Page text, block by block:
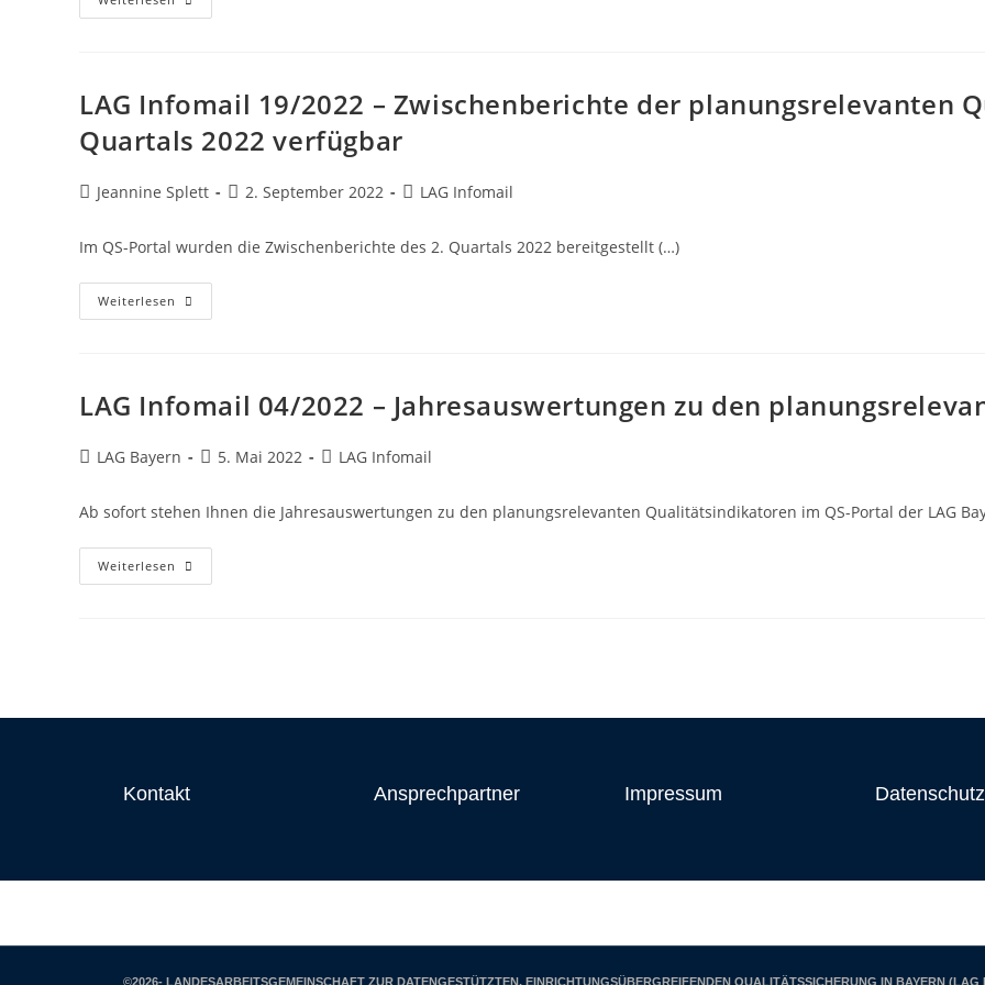
LAG Infomail 19/2022 – Zwischenberichte der planungsrelevanten
Quartals 2022 verfügbar
Jeannine Splett 2. September 2022 LAG Infomail
Im QS-Portal wurden die Zwischenberichte des 2. Quartals 2022 bereitgestellt (…)
Weiterlesen
LAG Infomail 04/2022 – Jahresauswertungen zu den
LAG Bayern 5. Mai 2022 LAG Infomail
Ab sofort stehen Ihnen die Jahresauswertungen zu den planungsrelevanten Qualitätsindikatoren im QS-Portal der LAG
Weiterlesen
Kontakt Ansprechpartner Impressum Datenschutz
©2026- LANDESARBEITSGEMEINSCHAFT ZUR DATENGESTÜTZTEN, EINRICHTUNGSÜBERGREIFENDEN QUALITÄTSSICHERUNG IN BAYERN (LAG